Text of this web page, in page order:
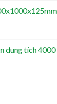
dung tích